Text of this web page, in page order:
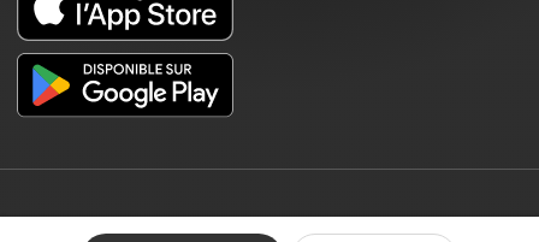
© 2026 OpenRunner - Version 7.31.3